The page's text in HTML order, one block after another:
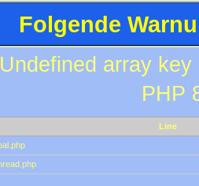
Folgende
array
PHP
Line